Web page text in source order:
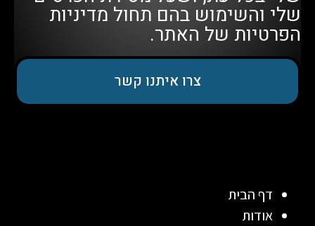
שלי והשימוש בהם תחול מדיניות
הפרטיות של האתר.
צרו איתנו קשר
דף הבית
אודות